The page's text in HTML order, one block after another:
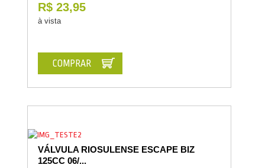
R$ 23,95
à vista
COMPRAR
VÁLVULA RIOSULENSE ESCAPE BIZ
125CC 06/...